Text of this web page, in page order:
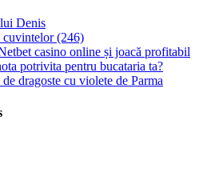
Denis
cuvintelor (246)
casino online și joacă profitabil
potrivita pentru bucataria ta?
dragoste cu violete de Parma